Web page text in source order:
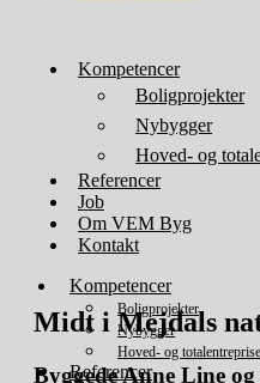
Kompetencer
Boligprojekter
Nybygger
Hoved- og
Referencer
Job
Om VEM Byg
Kontakt
Kompetencer
Boligprojekter
Nybygger
Hoved- og totalentreprise
Referencer
Midt i Mejdals
Byggede Anne Line og